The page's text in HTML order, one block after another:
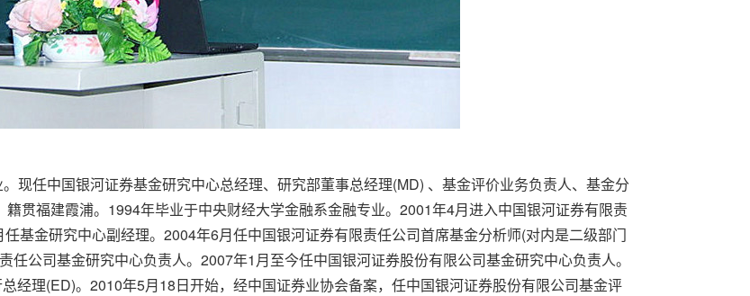
现任中国银河证券基金研究中心总经理、研究部董事总经理(MD) 、基金评价业务负责人、基金分
贯福建霞浦。1994年毕业于中央财经大学金融系金融专业。2001年4月进入中国银河证券有限责
基金研究中心副经理。2004年6月任中国银河证券有限责任公司首席基金分析师(对内是二级部门
公司基金研究中心负责人。2007年1月至今任中国银河证券股份有限公司基金研究中心负责人。
经理(ED)。2010年5月18日开始，经中国证券业协会备案，任中国银河证券股份有限公司基金评